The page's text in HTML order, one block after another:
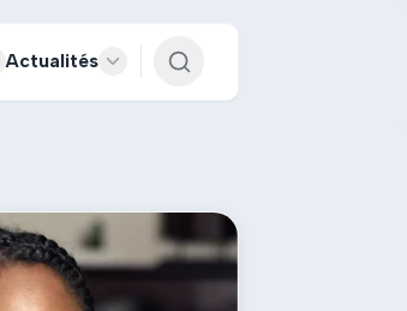
Actualités